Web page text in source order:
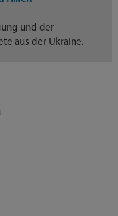
und der
aus der Ukraine.